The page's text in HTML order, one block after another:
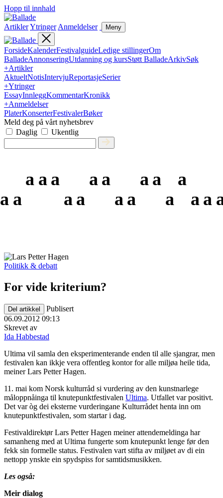
Hopp til innhald
ArtiklerYtringer Anmeldelser Meny
ForsideKalenderFestivalguideLedige stillingerOm
BalladeAnnonseringUtdanning og kursStøtt BalladeArkivSøk
+Artikler
AktueltNotisIntervjuReportasjeSerier
+Ytringer
EssayInnleggKommentarKronikk
+Anmeldelser
PlaterKonserterFestivalerBøker
Meld deg på vårt nyhetsbrev
Daglig
Ukentlig
a
a
a
a
a
a
Politikk & debatt
For vide kriterium?
Del artikkel
Publisert
06.09.2012 09:13
Skrevet av
Ida Habbestad
Ultima vil samla den eksperimenterande enden til alle sjangrar, men
festivalen kan ikkje vera offentleg kontor for alle miljøa heile tida,
meiner Lars Petter Hagen.
11. mai kom Norsk kulturråd si vurdering av den kunstnarlege
måloppnåinga til knutepunktfestivalen Ultima. Utfallet var positivt.
Det var òg dei eksterne vurderingane Kulturrådet henta inn om
knutepunktfestivalen, som startar i dag.
Festivaldirektør Lars Petter Hagen meiner attendemeldinga har
samanheng med at Ultima fungerte som knutepunkt lenge før den
fekk sin formelle status. Festivalen vart stifta av miljøet av di ein
nettopp ynskte ein spydspiss for samtidsmusikken.
Les også:
Meir dialog